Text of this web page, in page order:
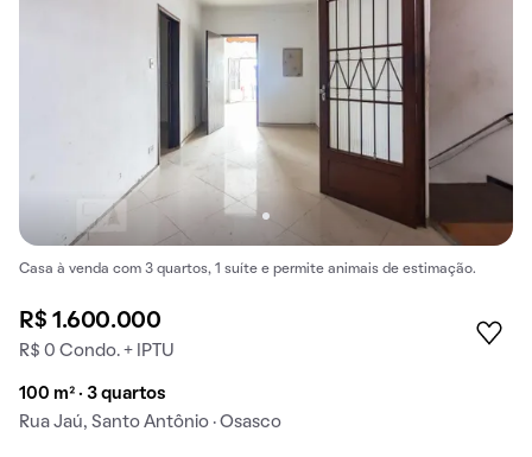
Casa à venda com 3 quartos, 1 suíte e permite animais de estimação.
R$ 1.600.000
R$ 0 Condo. + IPTU
100 m² · 3 quartos
Rua Jaú, Santo Antônio · Osasco